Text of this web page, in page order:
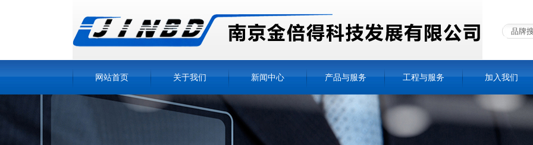
网站首页 关于我们 新闻中心 产品与服务 工程与服务 加入我们